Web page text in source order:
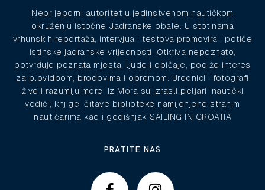
Neprijeporni autoritet u jedinstvenom nautičkom
okruženju istočne Jadranske obale. U stotinama
vrhunskih reportaža, intervjua i testova promovira i potiče
istinske jadranske vrijednosti. Otkriva nepoznato,
potvrđuje poznata mjesta, ljude i običaje, podiže interes
za plovidbom, brodovima i opremom. Urednici i fotografi
žive i razumiju more. Iz Mora su izrasli peljari, nautički
vodiči, knjige, čitave biblioteke namijenjene stranim
nautičarima kao i godišnjak SAILING IN CROATIA
PRATITE NAS